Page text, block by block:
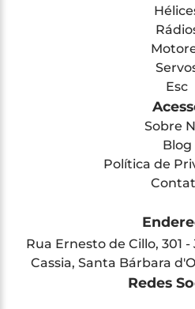
Esc
Sobre
Blog
Política de
Rua Ernesto de Cillo, 301
Cassia, Santa Bárbara
Redes